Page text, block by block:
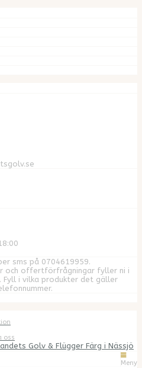
sms på 0704619959.
och offertförfrågningar fyller ni i
Fyll i vilka produkter det gäller
oss
Meny